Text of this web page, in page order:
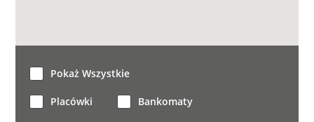
Pokaż Wszystkie
Placówki Bankomaty